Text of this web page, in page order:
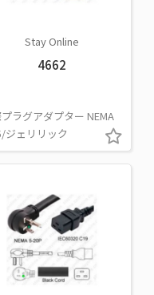
Stay Online
4662
ラグアダプター NEMA
ジェリリック